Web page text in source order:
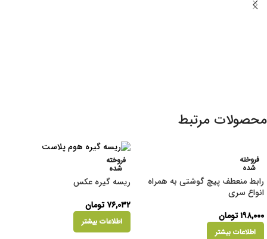
محصولات مرتبط
فروخته
شده
رابط منعطف پیچ گوشتی به همراه
انواع سری
۱۹۸,۰۰۰تومان
اطلاعات بیشتر
فروخته
شده
ریسه گیره عکس
۷۶,۰۳۲ تومان
اطلاعات بیشتر